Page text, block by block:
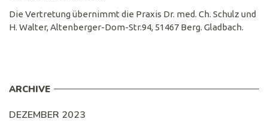
Die Vertretung übernimmt die Praxis Dr. med. Ch. Schulz und
H. Walter, Altenberger-Dom-Str.94, 51467 Berg. Gladbach.
ARCHIVE
DEZEMBER 2023